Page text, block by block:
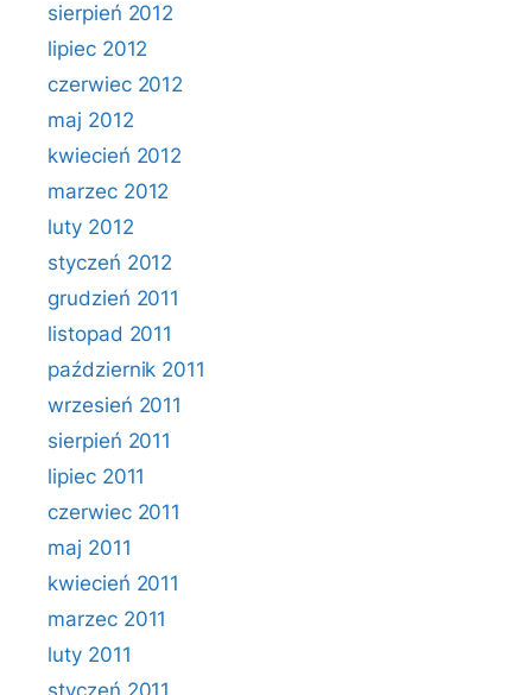
sierpień 2012
lipiec 2012
czerwiec 2012
maj 2012
kwiecień 2012
marzec 2012
luty 2012
styczeń 2012
grudzień 2011
listopad 2011
październik 2011
wrzesień 2011
sierpień 2011
lipiec 2011
czerwiec 2011
maj 2011
kwiecień 2011
marzec 2011
luty 2011
styczeń 2011